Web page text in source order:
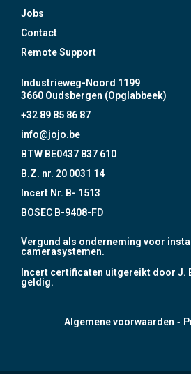
Jobs
Contact
Remote Support
Industrieweg-Noord 1199
3660 Oudsbergen (Opglabbeek)
+32 89 85 86 87
info@jojo.be
BTW BE0437 837 610
B.Z. nr. 20 0031 14
Incert Nr. B- 1513
BOSEC B-9408-FD
Vergund als onderneming voor
camerasystemen.
Incert certificaten uitgereikt door J.
geldig.
Algemene voorwaarden -